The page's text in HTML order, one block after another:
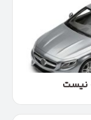
نیست